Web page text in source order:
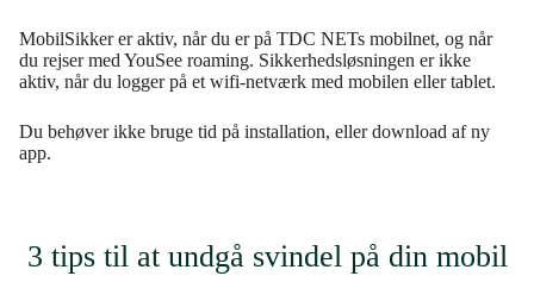
MobilSikker er aktiv, når du er på TDC NETs mobilnet, og når
du rejser med YouSee roaming. Sikkerhedsløsningen er ikke
aktiv, når du logger på et wifi-netværk med mobilen eller tablet.
Du behøver ikke bruge tid på installation, eller download af ny
app.
3 tips til at undgå svindel på din mobil